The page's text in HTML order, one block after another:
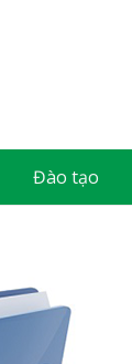
Đào tạo